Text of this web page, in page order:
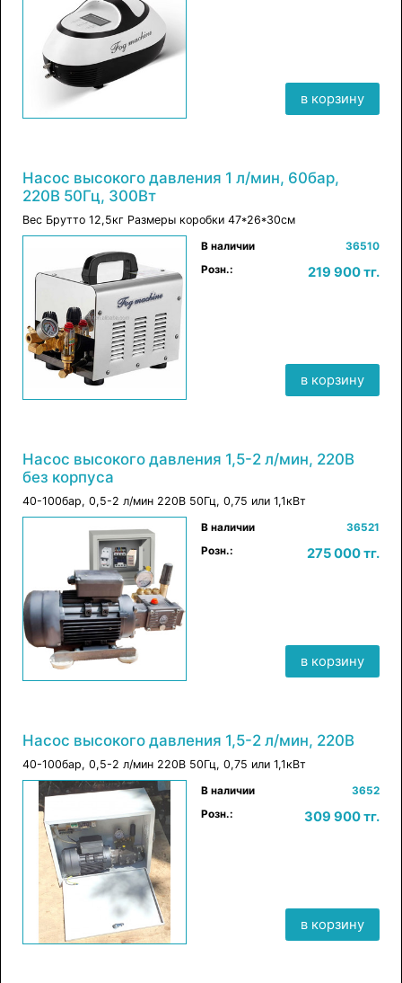
в корзину
Насос высокого давления 1 л/мин, 60бар,
220В 50Гц, 300Вт
Вес Брутто 12,5кг Размеры коробки 47*26*30см
В наличии
36510
Розн.:
219 900 тг.
в корзину
в корзину
Насос высокого давления 1,5-2 л/мин, 220В
без корпуса
40-100бар, 0,5-2 л/мин 220В 50Гц, 0,75 или 1,1кВт
В наличии
36521
Розн.:
275 000 тг.
в корзину
×
Насос высокого давления 1,5-2 л/мин, 220В
40-100бар, 0,5-2 л/мин 220В 50Гц, 0,75 или 1,1кВт
В наличии
3652
Розн.:
309 900 тг.
в корзину
×